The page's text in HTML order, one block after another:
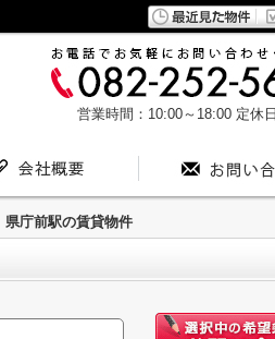
営業時間：10:00～18:00 定休
県庁前駅の賃貸物件